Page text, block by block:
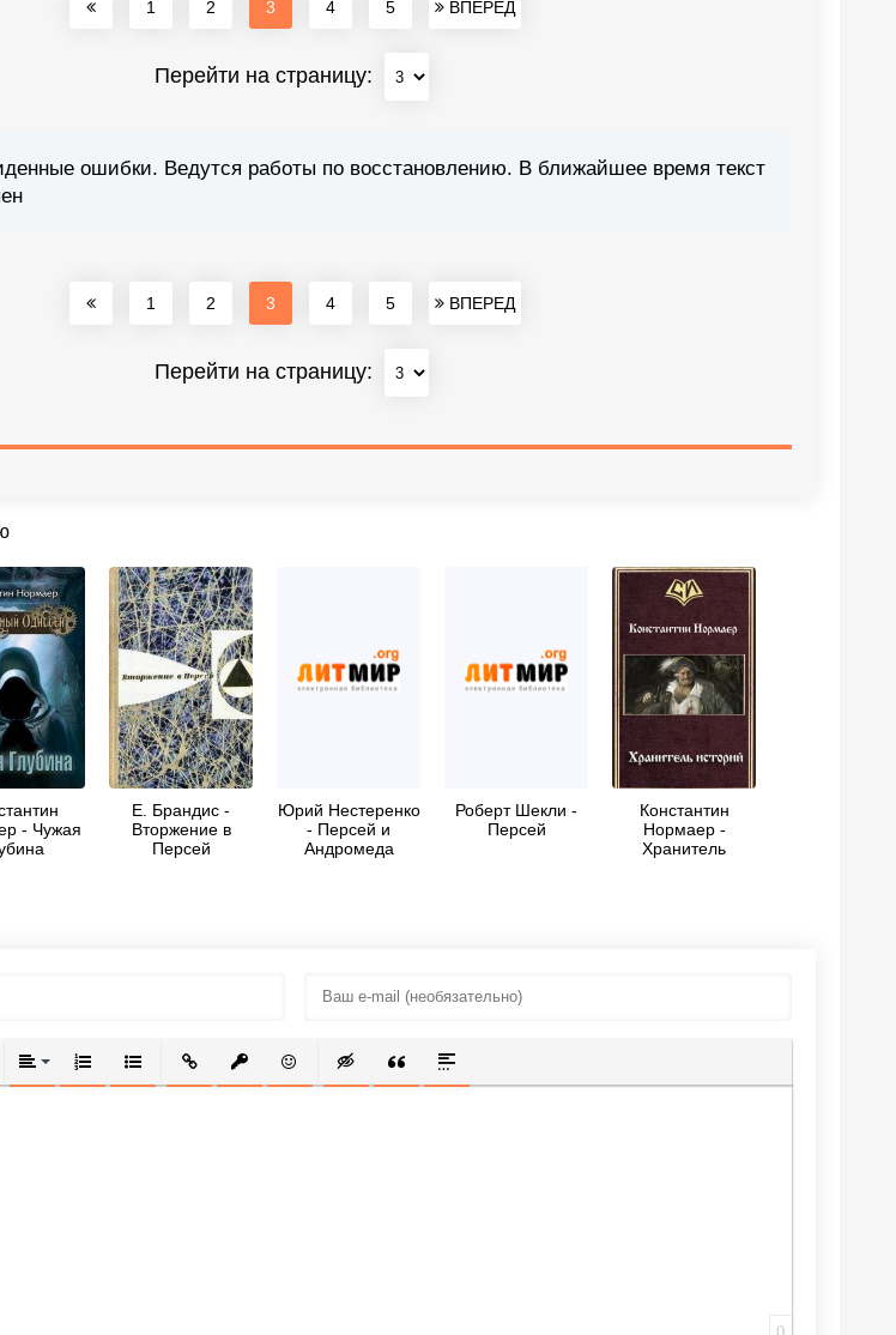
1 2 3 4 5 ВПЕРЕД
Перейти на страницу:
ошибки. Ведутся работы по восстановлению. В ближайшее время текст
1 2 3 4 5 ВПЕРЕД
Перейти на страницу:
- Чужая
Е. Брандис -
Вторжение в
Персей
Юрий Нестеренко
- Персей и
Андромеда
Роберт Шекли -
Персей
Константин
Нормаер -
Хранитель
ВЫРАВНИВАНИЕ
НУМЕРОВАННЫЙ СПИСОК
МАРКИРОВАННЫЙ СПИСОК
ВСТАВИТЬ ССЫЛКУ
ВСТАВИТЬ ЗАЩИЩЕННУЮ ССЫЛКУ
ВСТАВИТЬ СМАЙЛИК
ВСТАВКА СКРЫТОГО ТЕКСТА
ВСТАВКА ЦИТАТЫ
ВСТАВКА СПОЙЛЕРА